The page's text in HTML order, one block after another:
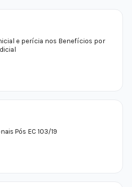
e perícia nos Benefícios por
Pós EC 103/19